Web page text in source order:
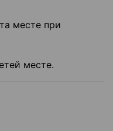
месте при
месте.